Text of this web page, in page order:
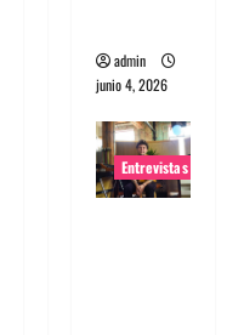
admin
junio 4, 2026
Entrevistas